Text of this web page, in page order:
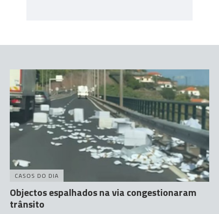
CASOS DO DIA
Objectos espalhados na via congestionaram
trânsito